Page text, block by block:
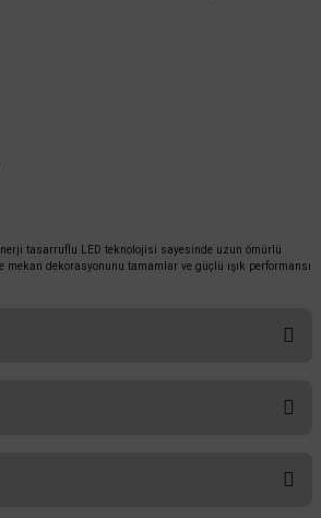
tasarruflu LED teknolojisi sayesinde uzun ömürlü
mekan dekorasyonunu tamamlar ve güçlü ışık performansı